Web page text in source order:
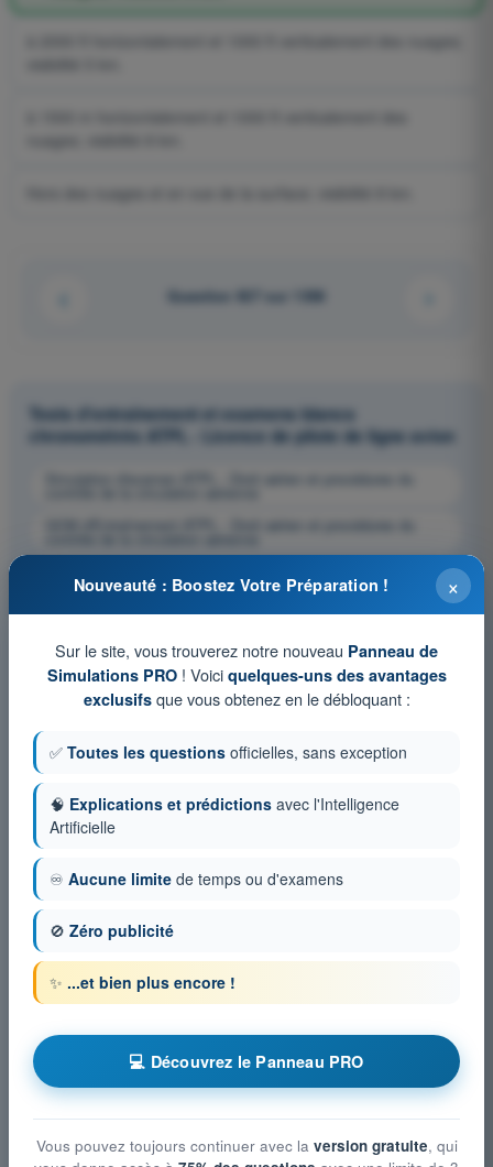
Question 927 sur 1358
Tests d'entraînement et examens blancs
chronométrés ATPL - Licence de pilote de ligne avion
Simulation d'examen ATPL - Droit aérien et procédures du
QCM d'Entraînement ATPL - Droit aérien et procédures du
Examen en PDF ATPL - Droit aérien et procédures du contrôle
de la circulation aérienne ×
Nouveauté : Boostez Votre Préparation !
Sur le site, vous trouverez notre nouveau Panneau de
Simulations PRO! Voici quelques-uns des avantages
exclusifsque vous obtenez en le débloquant :
✅ Toutes les questions officielles, sans exception
🧠 Explications et prédictions avec l'Intelligence
Artificielle
♾️ Aucune limite de temps ou d'examens
🚫 Zéro publicité
✨ ...et bien plus encore !
💻 Découvrez le Panneau PRO
Vous pouvez toujours continuer avec la version gratuite, qui